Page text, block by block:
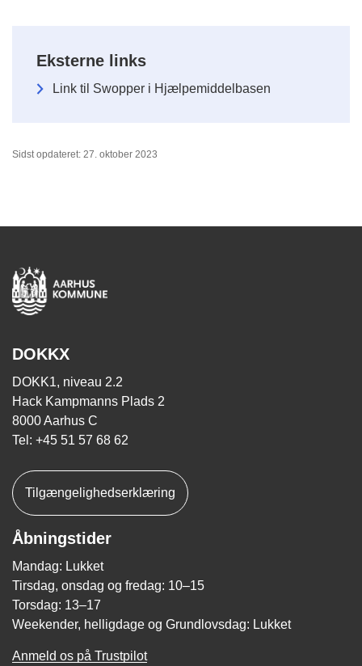
Eksterne links
Link til Swopper i Hjælpemiddelbasen
Sidst opdateret: 27. oktober 2023
DOKKX
DOKK1, niveau 2.2
Hack Kampmanns Plads 2
8000 Aarhus C
Tel: +45 51 57 68 62
Tilgængelighedserklæring
Åbningstider
Mandag: Lukket
Tirsdag, onsdag og fredag: 10–15
Torsdag: 13–17
Weekender, helligdage og Grundlovsdag: Lukket
Anmeld os på Trustpilot